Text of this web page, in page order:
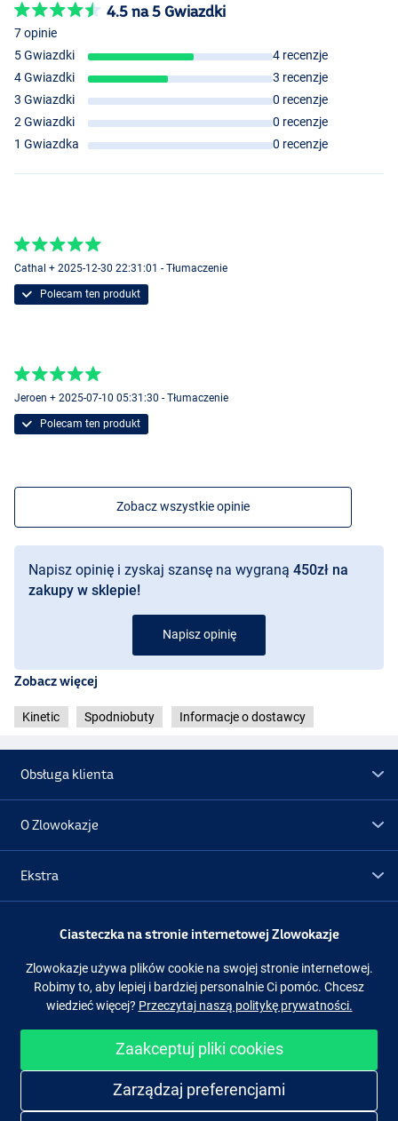
4.5 na 5 Gwiazdki
7 opinie
5 Gwiazdki
4 recenzje
4 Gwiazdki
3 recenzje
3 Gwiazdki
0 recenzje
2 Gwiazdki
0 recenzje
1 Gwiazdka
0 recenzje
Cathal + 2025-12-30 22:31:01 - Tłumaczenie
Polecam ten produkt
Jeroen + 2025-07-10 05:31:30 - Tłumaczenie
Polecam ten produkt
Zobacz wszystkie opinie
Napisz opinię i zyskaj szansę na wygraną 450zł na
zakupy w sklepie!
Napisz opinię
Zobacz więcej
Kinetic Spodniobuty Informacje o dostawcy
Obsługa klienta
O Zlowokazje
Ekstra
Promocje
Obserwuj nas Facebook Instagram
Ciasteczka na stronie internetowej Zlowokazje
Zlowokazje używa plików cookie na swojej stronie internetowej.
Robimy to, aby lepiej i bardziej personalnie Ci pomóc. Chcesz
wiedzieć więcej? Przeczytaj naszą politykę prywatności.
Zaakceptuj pliki cookies
Zarządzaj preferencjami